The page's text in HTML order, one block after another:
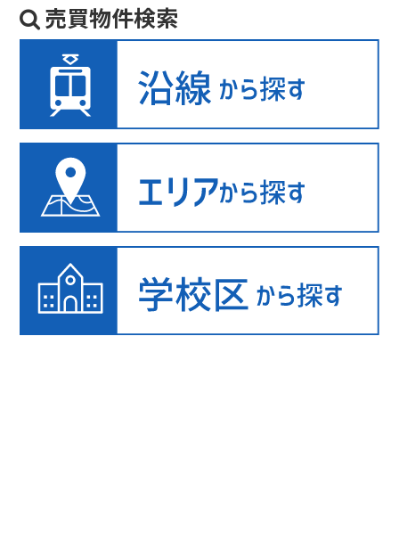
売買物件検索